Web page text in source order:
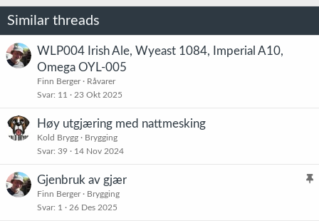
r
Similar threads
WLP004 Irish Ale, Wyeast 1084, Imperial A10,
Omega OYL-005
Finn Berger
Råvarer
Svar 11 23 Okt 2025
Høy utgjæring med nattmesking
Kold Brygg
Brygging
Svar 39 14 Nov 2024
K
Gjenbruk av gjær
Finn Berger
Brygging
Svar 1 26 Des 2025